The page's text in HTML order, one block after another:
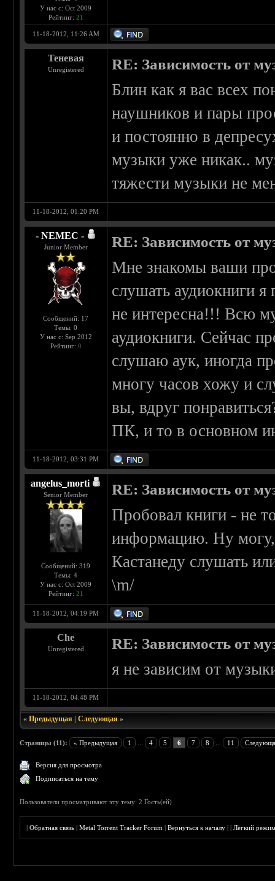
У нас с: Oct 2009
Рейтинг: 21
11-18-2012, 11:26 AM
Теневая
Unregistered RE: Зависимость от
Блин как я вас всех
наушников и пары
и постоянно в
музыки уже никак..
тяжести музыки не
11-18-2012, 01:20 PM
- NEMEC -
Junior Member
Сообщений: 17
Темы: 0
У нас с: Sep 2012
Рейтинг: 0
RE: Зависимость от
Мне знакомы ваши
слушать аудиокниги
не интересна!!! Всю
аудиокниги. Сейчас
слушаю аук, иногда
многу часов хожу и
вы, вдруг
ПК, и то в основном
11-18-2012, 03:31 PM
angelus_morti
Senior Member
Сообщений: 319
Темы: 4
У нас с: Oct 2009
Рейтинг: 21
RE: Зависимость от
Пробовал книги - не
информацию. Ну могу,
Кастанеду слушать
\m/
11-18-2012, 04:19 PM
Che
Unregistered RE: Зависимость от
я не зависим от
11-18-2012, 04:48 PM
«Предыдущая |Следующая »
Страницы (11): « Предыдущая 1 4 5 6 7 8 11
Версия для просмотра
Подписаться на тему
Пользователи просматривают эту тему: 2 Гость(ей)
|Обратная связь |Metal Torrent Tracker Forum |Вернуться к началу ||Лёгкий